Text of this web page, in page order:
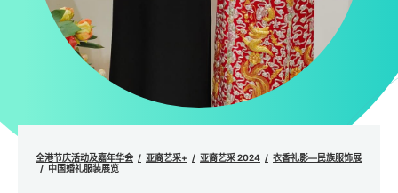
全港节庆活动及嘉年华会 亚裔艺采+ 亚裔艺采 2024
衣香礼影—民族服饰展
中国婚礼服装展览